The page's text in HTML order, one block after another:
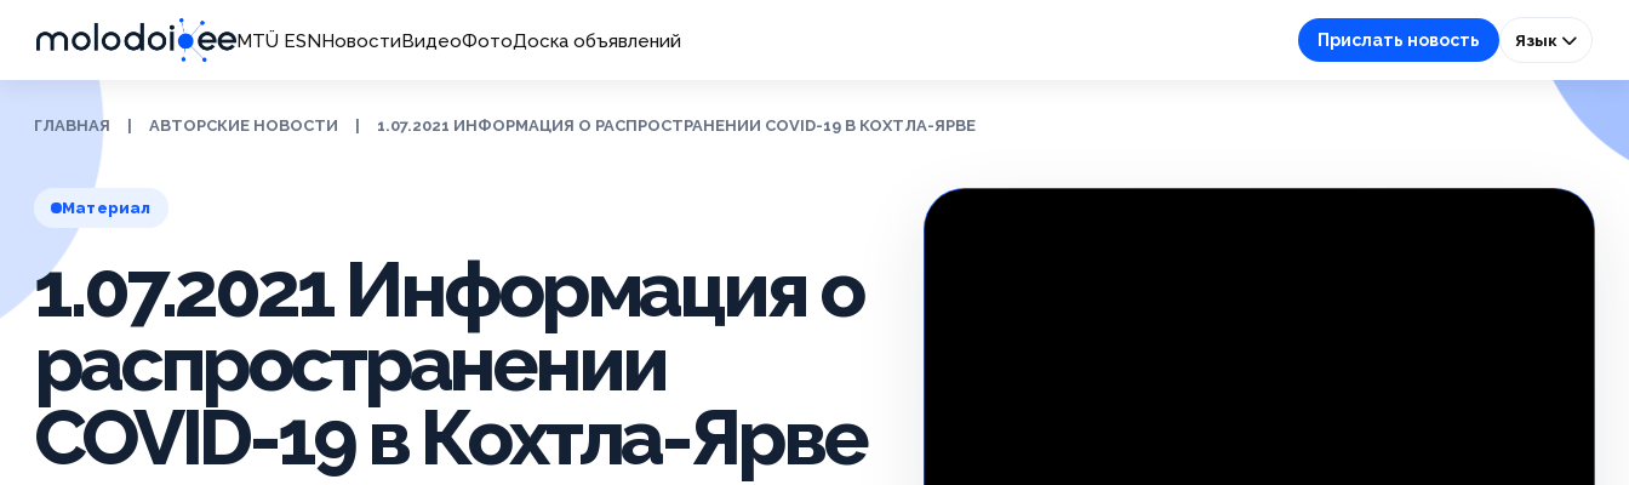
MTÜ ESNНовостиВидеоФотоДоска объявлений Прислать новость Язык
ГЛАВНАЯ АВТОРСКИЕ НОВОСТИ 1.07.2021 ИНФОРМАЦИЯ О РАСПРОСТРАНЕНИИ COVID-19 В КОХТЛА-ЯРВЕ
Материал
1.07.2021 Информация о
распространении
COVID-19 в Кохтла-Ярве